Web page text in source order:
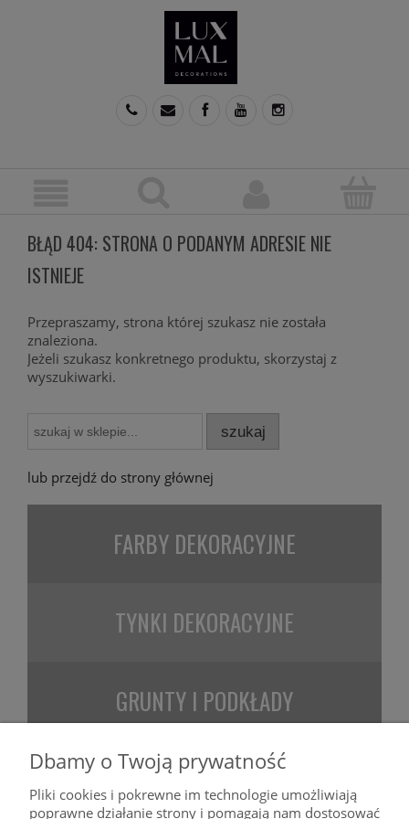
BŁĄD 404: STRONA O PODANYM ADRESIE NIE
ISTNIEJE
Przepraszamy, strona której szukasz nie została
znaleziona.
Jeżeli szukasz konkretnego produktu, skorzystaj z
wyszukiwarki.
szukaj
lub przejdź do strony głównej
FARBY DEKORACYJNE
TYNKI DEKORACYJNE
GRUNTY I PODKŁADY
Dbamy o Twoją prywatność
Pliki cookies i pokrewne im technologie umożliwiają
poprawne działanie strony i pomagają nam dostosować